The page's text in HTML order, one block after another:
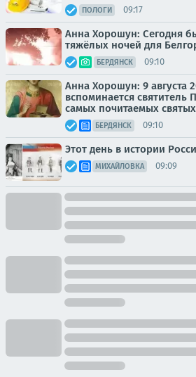
ПОЛОГИ 09:17
Анна Хорошун: Сегодня
тяжёлых ночей для
БЕРДЯНСК 09:10
Анна Хорошун: 9 августа
вспоминается святитель
самых почитаемых святых
БЕРДЯНСК 09:10
Этот день в истории
МИХАЙЛОВКА 09:09